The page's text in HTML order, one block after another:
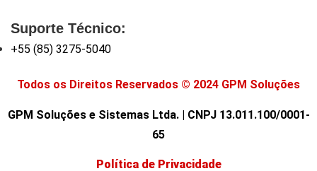
Suporte Técnico:
+55 (85) 3275-5040
Todos os Direitos Reservados © 2024 GPM Soluções
GPM Soluções e Sistemas Ltda. | CNPJ 13.011.100/0001-
65
Política de Privacidade